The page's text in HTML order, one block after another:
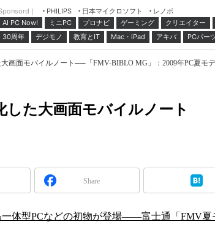
｜ PHILIPS 日本マイクロソフト
レノボ
AI PC Now!
ミニPC プロナビ ゲーミング クリエイター
30周年
デジモノ 教育とIT Mac・iPad アキバ PCパー
画面モバイルノート──「FMV-BIBLO MG」：2009年PC夏モ
した大画面モバイルノート
Share
一体型PCなどの初物が登場――富士通「FMV夏